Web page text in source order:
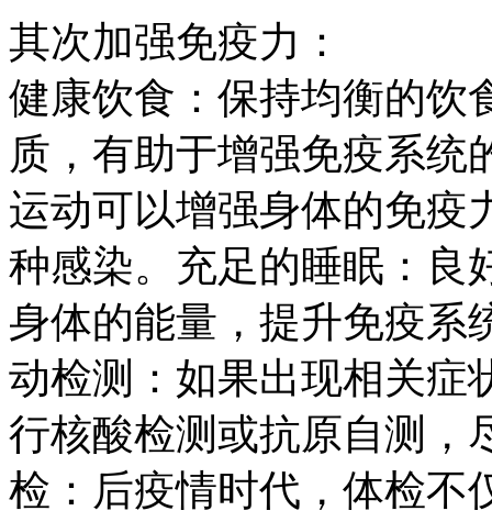
其次加强免疫力：
健康饮食：保持均衡的饮
质，有助于增强免疫系统
运动可以增强身体的免疫
种感染。充足的睡眠：良
身体的能量，提升免疫系
动检测：如果出现相关症
行核酸检测或抗原自测，
检：后疫情时代，体检不